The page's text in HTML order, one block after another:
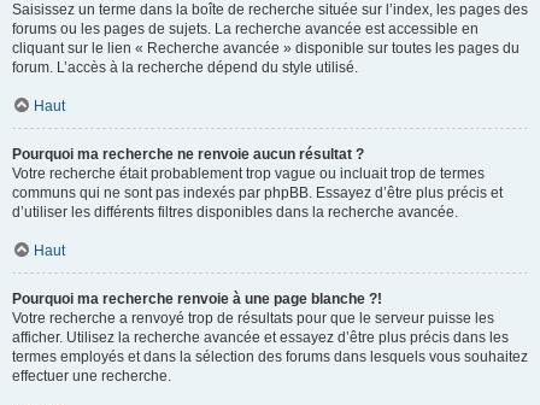
Saisissez un terme dans la boîte de recherche située sur l’index, les pages des
forums ou les pages de sujets. La recherche avancée est accessible en
cliquant sur le lien « Recherche avancée » disponible sur toutes les pages du
forum. L’accès à la recherche dépend du style utilisé.
Haut
Pourquoi ma recherche ne renvoie aucun résultat ?
Votre recherche était probablement trop vague ou incluait trop de termes
communs qui ne sont pas indexés par phpBB. Essayez d’être plus précis et
d’utiliser les différents filtres disponibles dans la recherche avancée.
Haut
Pourquoi ma recherche renvoie à une page blanche ?!
Votre recherche a renvoyé trop de résultats pour que le serveur puisse les
afficher. Utilisez la recherche avancée et essayez d’être plus précis dans les
termes employés et dans la sélection des forums dans lesquels vous souhaitez
effectuer une recherche.